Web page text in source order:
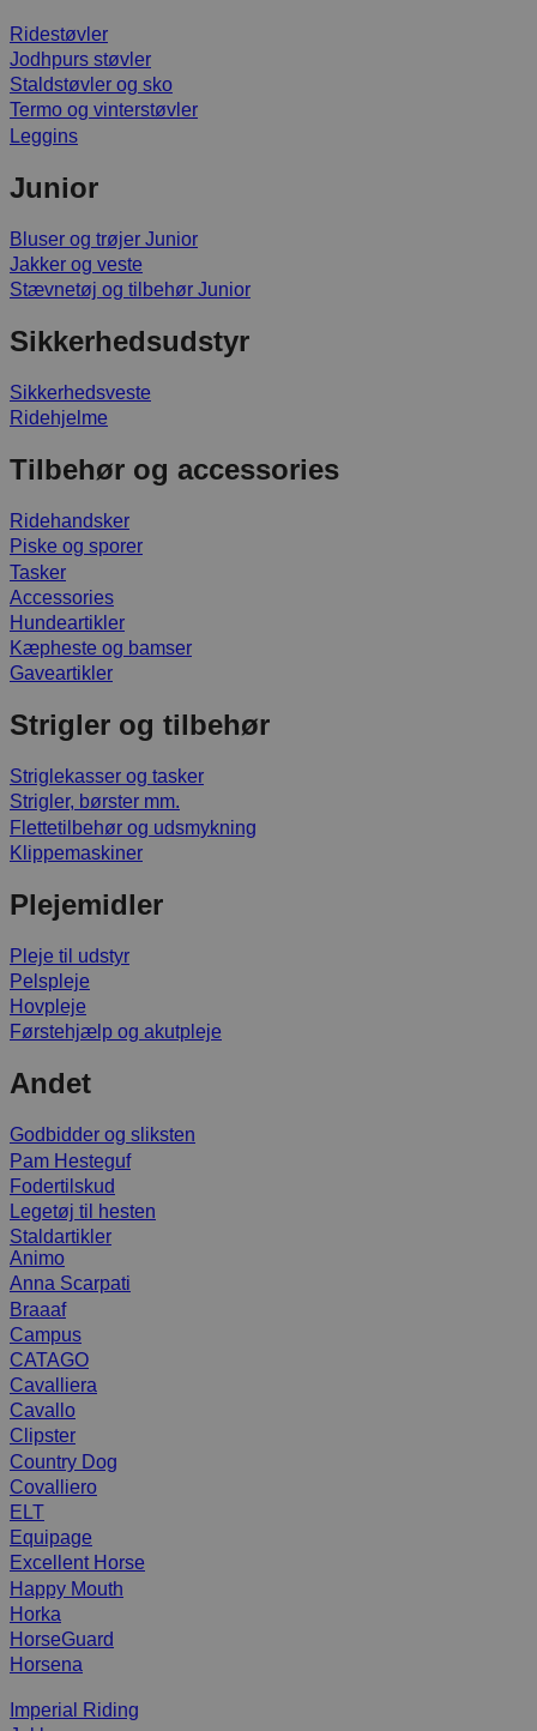
Ridestøvler
Jodhpurs støvler
Staldstøvler og sko
Termo og vinterstøvler
Leggins
Junior
Bluser og trøjer Junior
Jakker og veste
Stævnetøj og tilbehør Junior
Sikkerhedsudstyr
Sikkerhedsveste
Ridehjelme
Tilbehør og accessories
Ridehandsker
Piske og sporer
Tasker
Accessories
Hundeartikler
Kæpheste og bamser
Gaveartikler
Strigler og tilbehør
Striglekasser og tasker
Strigler, børster mm.
Flettetilbehør og udsmykning
Klippemaskiner
Plejemidler
Pleje til udstyr
Pelspleje
Hovpleje
Førstehjælp og akutpleje
Andet
Godbidder og sliksten
Pam Hesteguf
Fodertilskud
Legetøj til hesten
Staldartikler
Animo
Anna Scarpati
Braaaf
Campus
CATAGO
Cavalliera
Cavallo
Clipster
Country Dog
Covalliero
ELT
Equipage
Excellent Horse
Happy Mouth
Horka
HorseGuard
Horsena
Imperial Riding